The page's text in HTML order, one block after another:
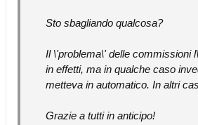
Sto sbagliando qualcosa?
Il \'problema\' delle commissioni
in effetti, ma in qualche caso
metteva in automatico. In altri
Grazie a tutti in anticipo!